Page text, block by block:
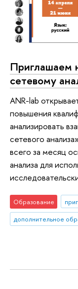
сетевому
ANR-lab
повышения
анализировать
сетевого
всего за месяц
анализа для
Образование
дополнительное